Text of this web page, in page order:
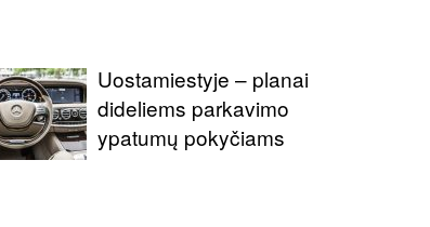
Uostamiestyje – planai
dideliems parkavimo
ypatumų pokyčiams